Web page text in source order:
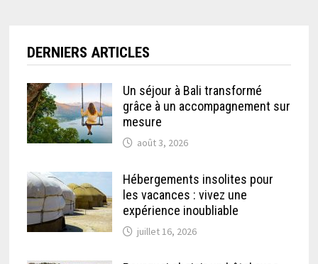
DERNIERS ARTICLES
Un séjour à Bali transformé
grâce à un accompagnement sur
mesure
août 3, 2026
Hébergements insolites pour
les vacances : vivez une
expérience inoubliable
juillet 16, 2026